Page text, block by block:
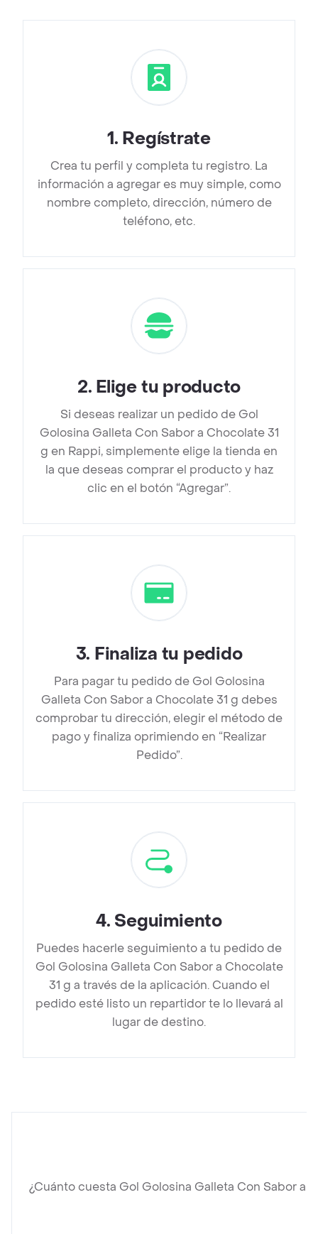
1. Regístrate
Crea tu perfil y completa tu registro. La
información a agregar es muy simple, como
nombre completo, dirección, número de
teléfono, etc.
2. Elige tu producto
Si deseas realizar un pedido de Gol
Golosina Galleta Con Sabor a Chocolate 31
g en Rappi, simplemente elige la tienda en
la que deseas comprar el producto y haz
clic en el botón “Agregar”.
3. Finaliza tu pedido
Para pagar tu pedido de Gol Golosina
Galleta Con Sabor a Chocolate 31 g debes
comprobar tu dirección, elegir el método de
pago y finaliza oprimiendo en “Realizar
Pedido”.
4. Seguimiento
Puedes hacerle seguimiento a tu pedido de
Gol Golosina Galleta Con Sabor a Chocolate
31 g a través de la aplicación. Cuando el
pedido esté listo un repartidor te lo llevará al
lugar de destino.
¿Cuánto cuesta Gol Golosina Galleta Con Sabor a